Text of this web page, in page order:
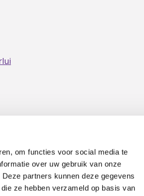
om functies voor social media te
over uw gebruik van onze
partners kunnen deze gegevens
ze hebben verzameld op basis van